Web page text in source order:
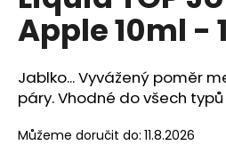
0,0
z
hvězdiček.
Apple 10ml -
Jablko... Vyvážený poměr
páry. Vhodné do všech
Můžeme doručit do: 11.8.2026
a
j
í
t
?